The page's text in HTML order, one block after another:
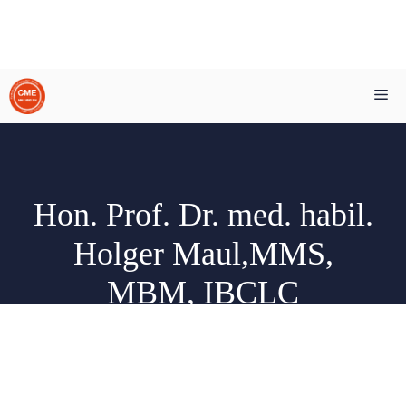
Zum
Inhalt
springen
Hon. Prof. Dr. med. habil.
Holger Maul,MMS,
MBM, IBCLC